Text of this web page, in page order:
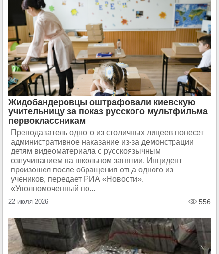
Жидобандеровцы оштрафовали киевскую
учительницу за показ русского мультфильма
первоклассникам
Преподаватель одного из столичных лицеев понесет
административное наказание из-за демонстрации
детям видеоматериала с русскоязычным
озвучиванием на школьном занятии. Инцидент
произошел после обращения отца одного из
учеников, передает РИА «Новости».
«Уполномоченный по...
22 июля 2026 556